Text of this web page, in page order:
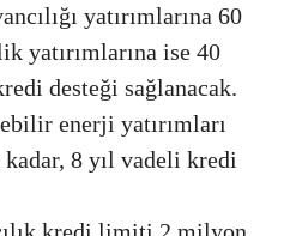
yatırımlarına 60
yatırımlarına ise 40
desteği sağlanacak.
enerji yatırımları
8 yıl vadeli kredi